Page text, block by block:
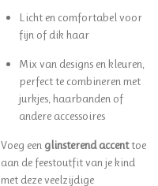
Licht en comfortabel voor
fijn of dik haar
Mix van designs en kleuren,
perfect te combineren met
jurkjes, haarbanden of
andere accessoires
Voeg een glinsterend accenttoe
aan de feestoutfit van je kind
met deze veelzijdige